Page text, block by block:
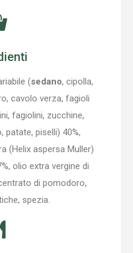
(sedano, cipolla,
cavolo verza, fagioli
fagiolini, zucchine,
piselli) 40%,
(Helix aspersa Muller)
olio extra vergine di
di pomodoro,
spezia.